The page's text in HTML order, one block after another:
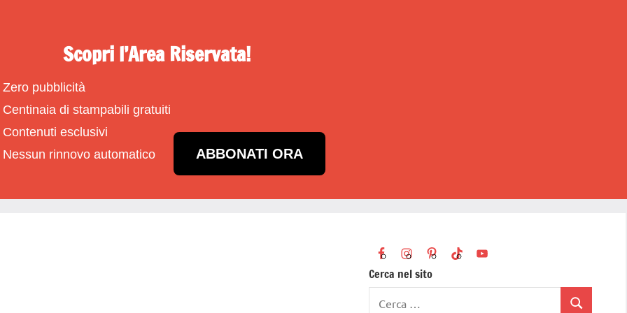
Scopri l’Area Riservata!
Zero pubblicità
Centinaia di stampabili gratuiti
Contenuti esclusivi
Nessun rinnovo automatico
ABBONATI ORA
Cerca nel sito